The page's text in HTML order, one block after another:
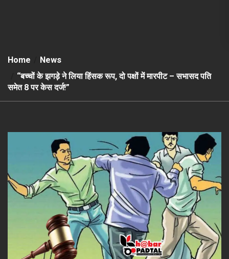
Home
News
“बच्चों के झगड़े ने लिया हिंसक रूप, दो पक्षों में मारपीट – सभासद पति
समेत 8 पर केस दर्ज!”